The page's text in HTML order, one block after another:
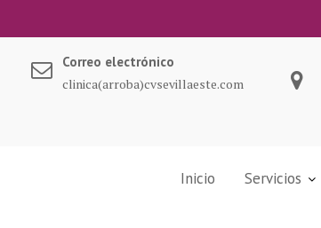
Correo electrónico
clinica(arroba)cvsevillaeste.com
Inicio Servicios